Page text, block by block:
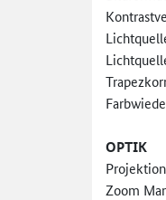
OPTIK
Zoom